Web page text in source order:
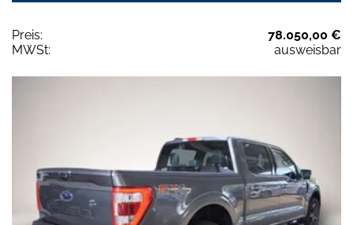
Preis:
78.050,00 €
MWSt:
ausweisbar